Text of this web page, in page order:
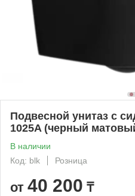
Подвесной унитаз с
1025A (черный
В наличии
Код: blk
Розница
от 40 200 ₸